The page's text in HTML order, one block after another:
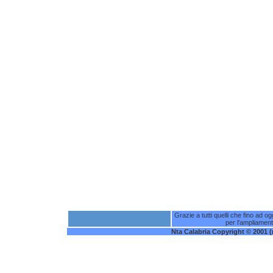
Grazie a tutti quelli che fino ad
per
Nta Calabria Copyright ©